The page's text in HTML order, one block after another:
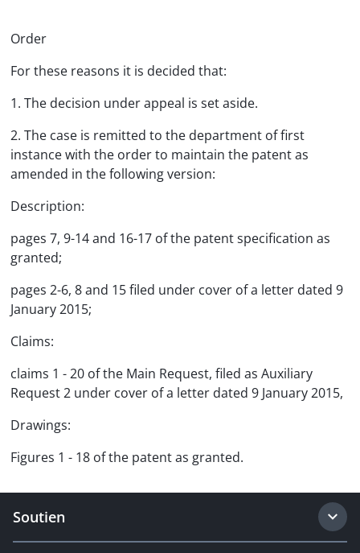
Order
For these reasons it is decided that:
1. The decision under appeal is set aside.
2. The case is remitted to the department of first
instance with the order to maintain the patent as
amended in the following version:
Description:
pages 7, 9-14 and 16-17 of the patent specification as
granted;
pages 2-6, 8 and 15 filed under cover of a letter dated 9
January 2015;
Claims:
claims 1 - 20 of the Main Request, filed as Auxiliary
Request 2 under cover of a letter dated 9 January 2015,
Drawings:
Figures 1 - 18 of the patent as granted.
Soutien